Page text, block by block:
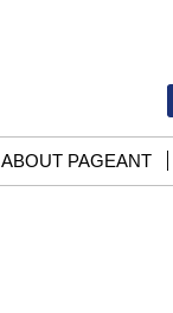
ABOUT PAGEANT